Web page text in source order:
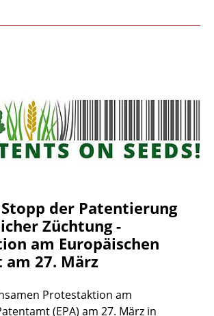
der Patentierung
Züchtung -
am Europäischen
27. März
Protestaktion am
(EPA) am 27. März in